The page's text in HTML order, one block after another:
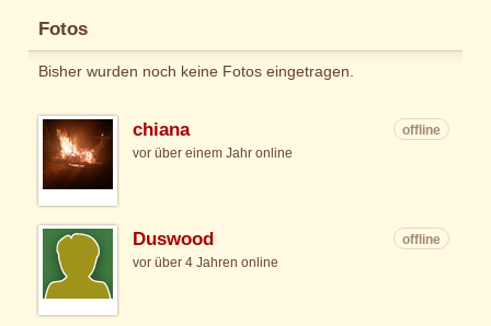
Fotos
Bisher wurden noch keine Fotos eingetragen.
chiana
offline
vor über einem Jahr online
Duswood
offline
vor über 4 Jahren online